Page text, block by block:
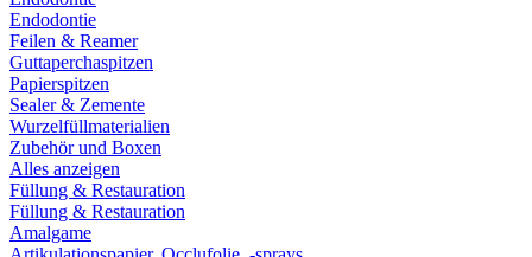
Endodontie
Feilen & Reamer
Guttaperchaspitzen
Papierspitzen
Sealer & Zemente
Wurzelfüllmaterialien
Zubehör und Boxen
Alles anzeigen
Füllung & Restauration
Füllung & Restauration
Amalgame